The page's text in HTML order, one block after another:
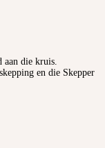
aan die kruis.
en die Skepper